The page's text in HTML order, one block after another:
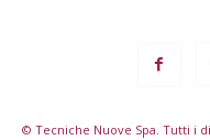
© Tecniche Nuove Spa. Tutti i